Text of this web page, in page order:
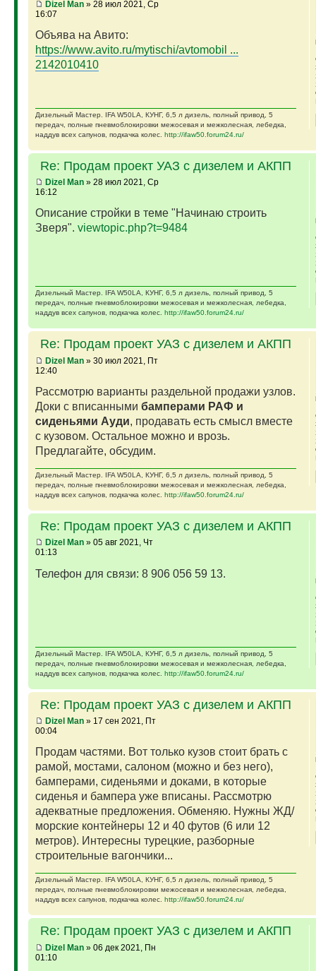
Dizel Man» 28 июл 2021, Ср
16:07
Объява на Авито:
https://www.avito.ru/mytischi/avtomobil ...
2142010410
Дизельный Мастер. IFA W50LA, КУНГ, 6,5 л дизель, полный привод, 5
передач, полные пневмоблокировки межосевая и межколесная, лебедка,
наддув всех сапунов, подкачка колес. http://ifaw50.forum24.ru/
Re: Продам проект УАЗ с дизелем и АКПП
Dizel Man» 28 июл 2021, Ср
16:12
Описание стройки в теме "Начинаю строить
Зверя". viewtopic.php?t=9484
Дизельный Мастер. IFA W50LA, КУНГ, 6,5 л дизель, полный привод, 5
передач, полные пневмоблокировки межосевая и межколесная, лебедка,
наддув всех сапунов, подкачка колес. http://ifaw50.forum24.ru/
Re: Продам проект УАЗ с дизелем и АКПП
Dizel Man» 30 июл 2021, Пт
12:40
Рассмотрю варианты раздельной продажи узлов.
Доки с вписанными бамперами РАФ и
сиденьями Ауди, продавать есть смысл вместе
с кузовом. Остальное можно и врозь.
Предлагайте, обсудим.
Дизельный Мастер. IFA W50LA, КУНГ, 6,5 л дизель, полный привод, 5
передач, полные пневмоблокировки межосевая и межколесная, лебедка,
наддув всех сапунов, подкачка колес. http://ifaw50.forum24.ru/
Re: Продам проект УАЗ с дизелем и АКПП
Dizel Man» 05 авг 2021, Чт
01:13
Телефон для связи: 8 906 056 59 13.
Дизельный Мастер. IFA W50LA, КУНГ, 6,5 л дизель, полный привод, 5
передач, полные пневмоблокировки межосевая и межколесная, лебедка,
наддув всех сапунов, подкачка колес. http://ifaw50.forum24.ru/
Re: Продам проект УАЗ с дизелем и АКПП
Dizel Man» 17 сен 2021, Пт
00:04
Продам частями. Вот только кузов стоит брать с
рамой, мостами, салоном (можно и без него),
бамперами, сиденьями и доками, в которые
сиденья и бампера уже вписаны. Рассмотрю
адекватные предложения. Обменяю. Нужны ЖД/
морские контейнеры 12 и 40 футов (6 или 12
метров). Интересны турецкие, разборные
строительные вагончики...
Дизельный Мастер. IFA W50LA, КУНГ, 6,5 л дизель, полный привод, 5
передач, полные пневмоблокировки межосевая и межколесная, лебедка,
наддув всех сапунов, подкачка колес. http://ifaw50.forum24.ru/
Re: Продам проект УАЗ с дизелем и АКПП
Dizel Man» 06 дек 2021, Пн
01:10